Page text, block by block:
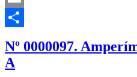
Email
Nº 0000097.
A